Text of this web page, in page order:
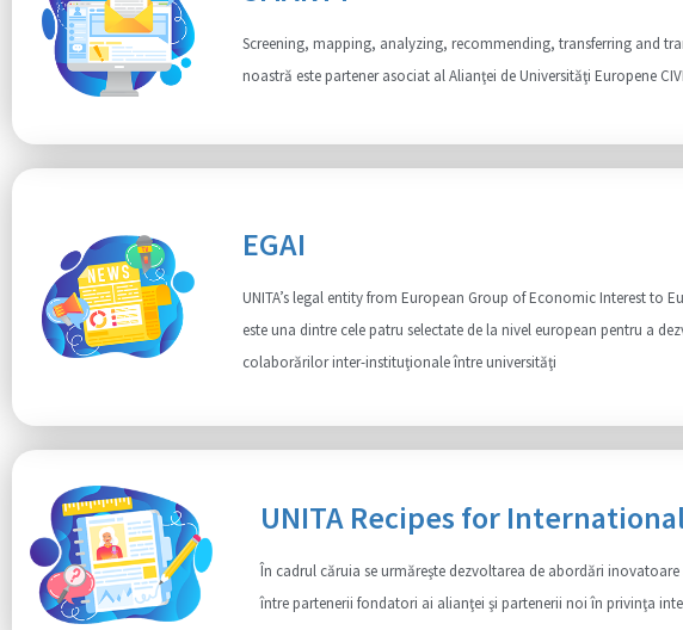
Screening, mapping, analyzing, recommending, transferring and
noastră este partener asociat al Alianţei de Universităţi Europene
EGAI
UNITA’s legal entity from European Group of Economic Interest to
este una dintre cele patru selectate de la nivel european pentru a
colaborărilor inter-instituţionale între universităţi
UNITA Recipes for
În cadrul căruia se urmăreşte dezvoltarea de abordări
între partenerii fondatori ai alianţei şi partenerii noi în privinţa